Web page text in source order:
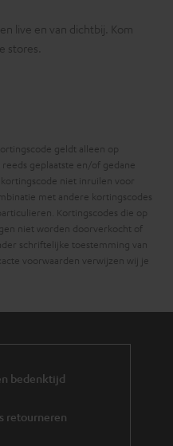
live en van dichtbij. Kom
stores.
geldt alleen op
geplaatste en/of gedane
niet inruilen voor
met andere kortingscodes
Kortingscodes die op
niet worden doorverkocht of
schriftelijke toestemming van
voorwaarden verwijzen wij je
bedenktijd
retourneren